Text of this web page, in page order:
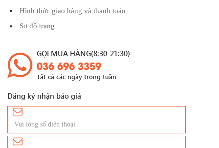
Hình thức giao hàng và thanh toán
Sơ đồ trang
GỌI MUA HÀNG(8:30-21:30)
036 696 3359
Tất cả các ngày trong tuần
Đăng ký nhận báo giá